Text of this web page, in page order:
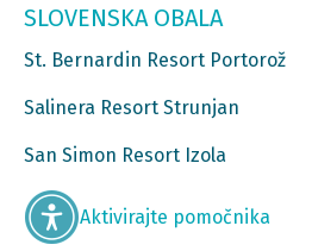
SLOVENSKA OBALA
St. Bernardin Resort Portorož
Salinera Resort Strunjan
San Simon Resort Izola
Aktivirajte pomočnika